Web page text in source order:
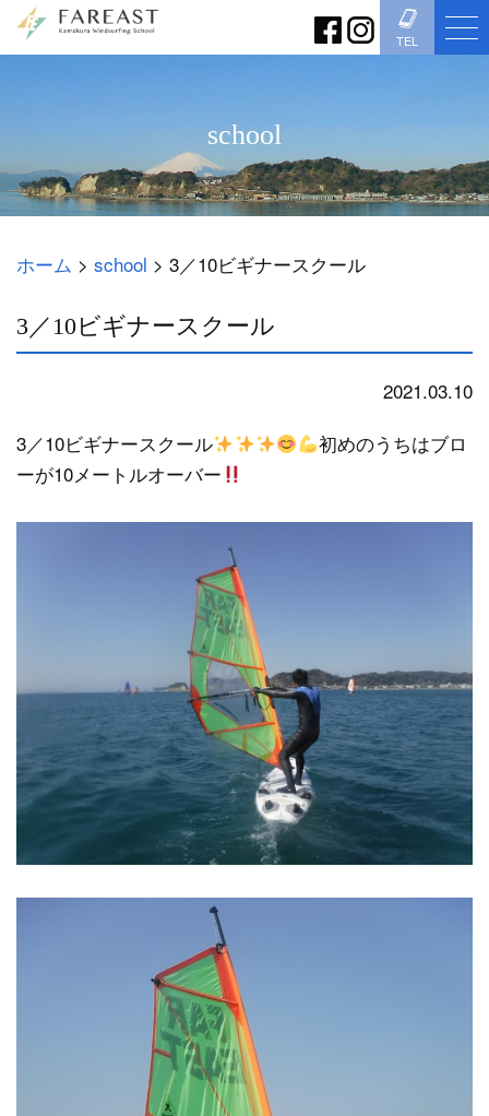
TEL
school
ホーム > school > 3／10ビギナースクール
3／10ビギナースクール
2021.03.10
3／10ビギナースクール
初めのうちはブロ
ーが10メートルオーバー